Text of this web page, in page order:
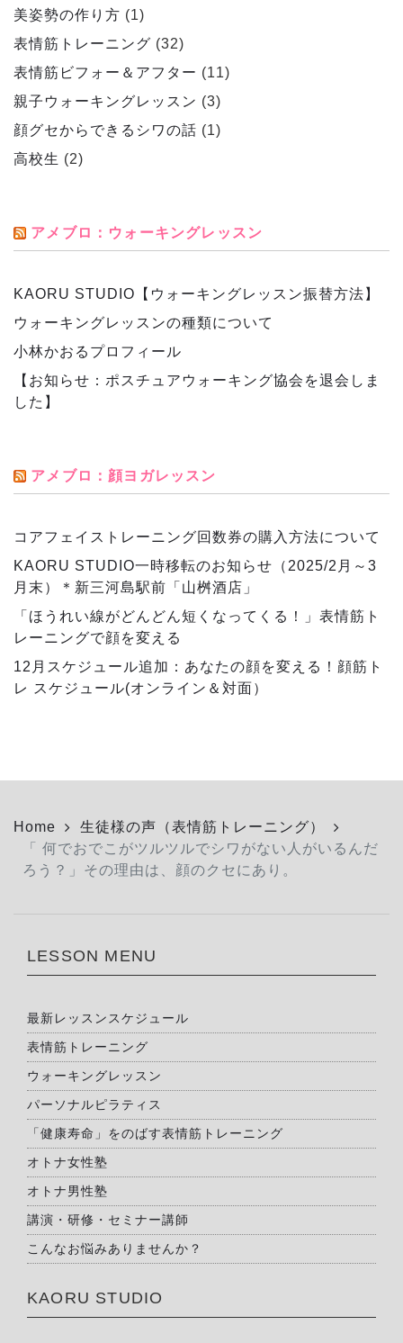
美姿勢の作り方 (1)
表情筋トレーニング (32)
表情筋ビフォー＆アフター (11)
親子ウォーキングレッスン (3)
顔グセからできるシワの話 (1)
高校生 (2)
アメブロ：ウォーキングレッスン
KAORU STUDIO【ウォーキングレッスン振替方法】
ウォーキングレッスンの種類について
小林かおるプロフィール
【お知らせ：ポスチュアウォーキング協会を退会しま
した】
アメブロ：顔ヨガレッスン
コアフェイストレーニング回数券の購入方法について
KAORU STUDIO一時移転のお知らせ（2025/2月～3
月末）＊新三河島駅前「山桝酒店」
「ほうれい線がどんどん短くなってくる！」表情筋ト
レーニングで顔を変える
12月スケジュール追加：あなたの顔を変える！顔筋ト
レ スケジュール(オンライン＆対面）
Home
生徒様の声（表情筋トレーニング）
「 何でおでこがツルツルでシワがない人がいるんだ
ろう？」その理由は、顔のクセにあり。
LESSON MENU
最新レッスンスケジュール
表情筋トレーニング
ウォーキングレッスン
パーソナルピラティス
「健康寿命」をのばす表情筋トレーニング
オトナ女性塾
オトナ男性塾
講演・研修・セミナー講師
こんなお悩みありませんか？
KAORU STUDIO